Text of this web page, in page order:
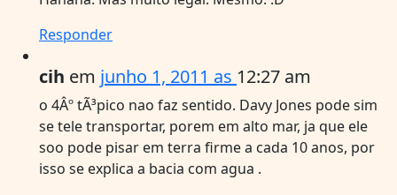
Responder
cih em junho 1, 2011 as 12:27 am
o 4Âº tÃ³pico nao faz sentido. Davy Jones pode sim
se tele transportar, porem em alto mar, ja que ele
soo pode pisar em terra firme a cada 10 anos, por
isso se explica a bacia com agua .